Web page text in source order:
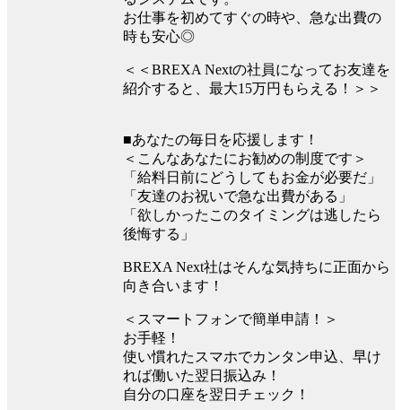
お仕事を初めてすぐの時や、急な出費の
時も安心◎
＜＜BREXA Nextの社員になってお友達を
紹介すると、最大15万円もらえる！＞＞
■あなたの毎日を応援します！
＜こんなあなたにお勧めの制度です＞
「給料日前にどうしてもお金が必要だ」
「友達のお祝いで急な出費がある」
「欲しかったこのタイミングは逃したら
後悔する」
BREXA Next社はそんな気持ちに正面から
向き合います！
＜スマートフォンで簡単申請！＞
お手軽！
使い慣れたスマホでカンタン申込、早け
れば働いた翌日振込み！
自分の口座を翌日チェック！